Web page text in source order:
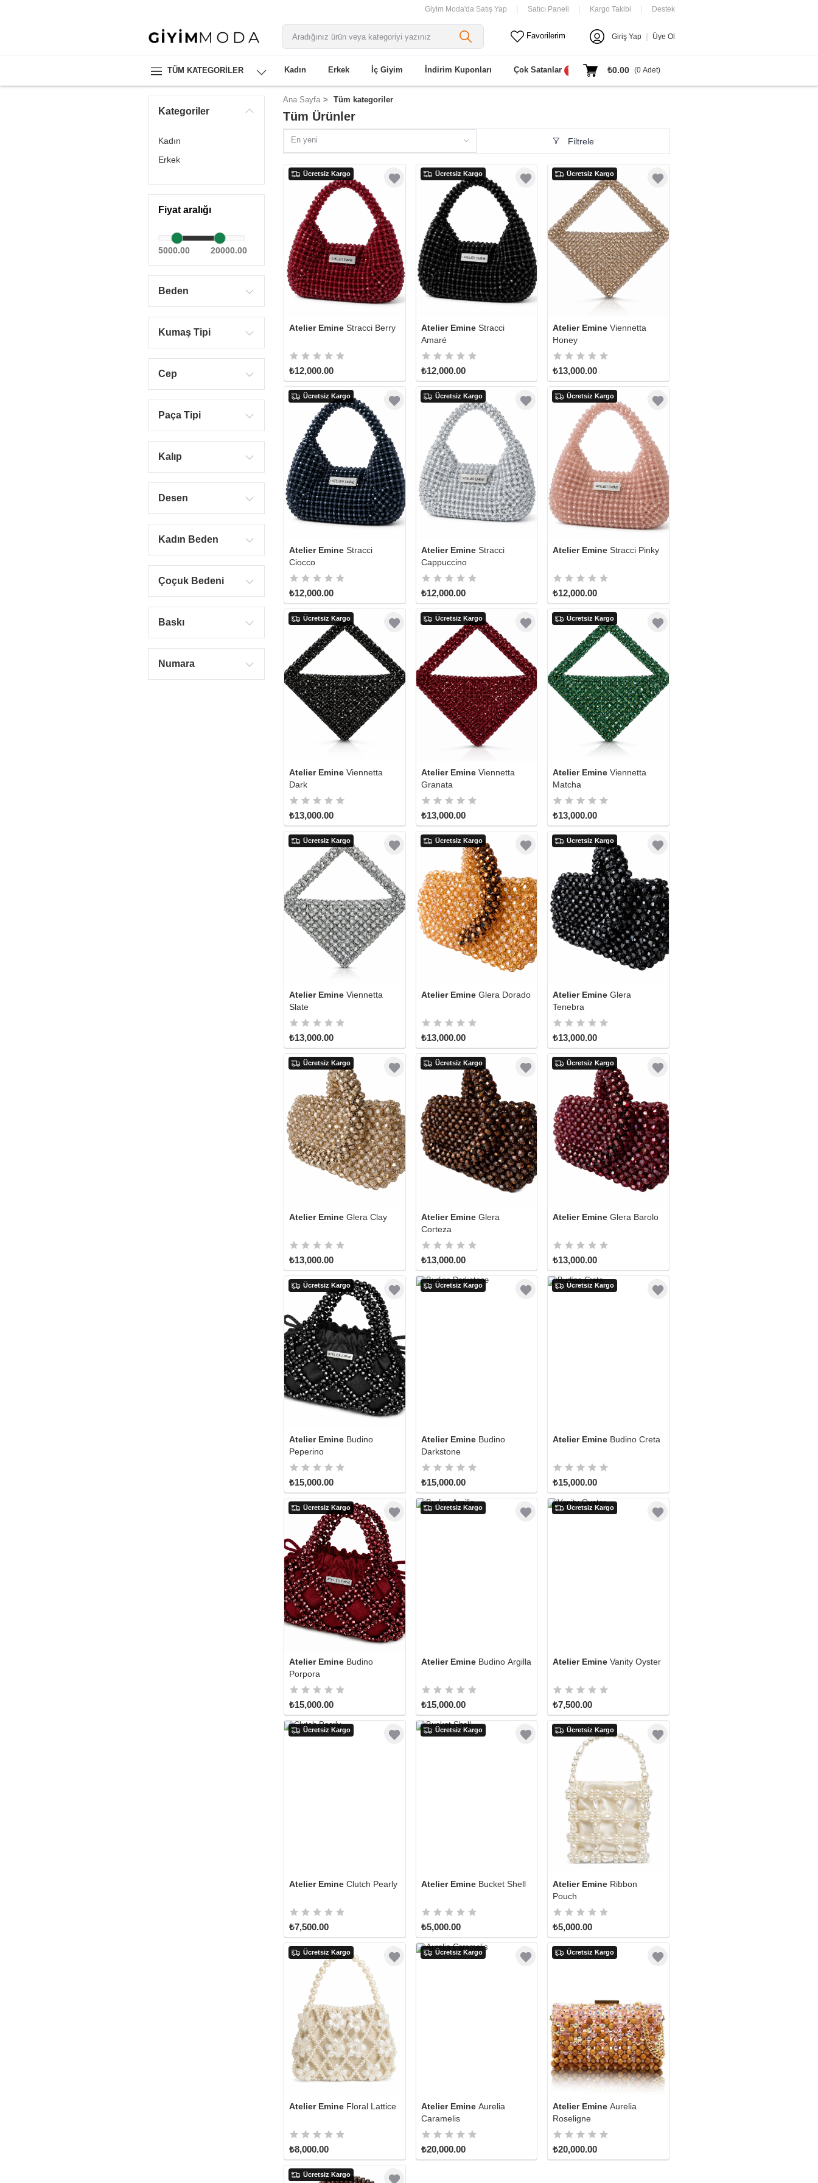
Giyim Moda'da Satış Yap Satıcı Paneli Kargo Takibi Destek
Favorilerim Giriş Yap Üye Ol
TÜM KATEGORILER Kadın Erkek İç Giyim İndirim Kuponları Çok Satanlar Yeni Yeni Ürünler Yeni
₺0.00 (0Adet)
Kategoriler
Kadın
Erkek
Fiyat aralığı
5000.00 20000.00
Beden
Kumaş Tipi
Cep
Paça Tipi
Kalıp
Desen
Kadın Beden
Çoçuk Bedeni
Baskı
Numara
Ana Sayfa Tüm kategoriler
Tüm Ürünler
Filtrele
En yeni
Ücretsiz Kargo
Atelier Emine Stracci Berry
₺12,000.00
Ücretsiz Kargo
Atelier EmineStracci
Amaré
₺12,000.00
Ücretsiz Kargo
Atelier Emine Viennetta
Honey
₺13,000.00
Ücretsiz Kargo
Atelier Emine Stracci
Ciocco
₺12,000.00
Ücretsiz Kargo
Atelier EmineStracci
Cappuccino
₺12,000.00
Ücretsiz Kargo
Atelier Emine Stracci Pinky
₺12,000.00
Ücretsiz Kargo
Atelier Emine Viennetta
Dark
₺13,000.00
Ücretsiz Kargo
Atelier EmineViennetta
Granata
₺13,000.00
Ücretsiz Kargo
Atelier Emine Viennetta
Matcha
₺13,000.00
Ücretsiz Kargo
Atelier Emine Viennetta
Slate
₺13,000.00
Ücretsiz Kargo
Atelier EmineGlera Dorado
₺13,000.00
Ücretsiz Kargo
Atelier Emine Glera
Tenebra
₺13,000.00
Ücretsiz Kargo
Atelier Emine Glera Clay
₺13,000.00
Ücretsiz Kargo
Atelier EmineGlera
Corteza
₺13,000.00
Ücretsiz Kargo
Atelier Emine Glera Barolo
₺13,000.00
Ücretsiz Kargo
Atelier Emine Budino
Peperino
₺15,000.00
Ücretsiz Kargo
Atelier EmineBudino
Darkstone
₺15,000.00
Ücretsiz Kargo
Atelier Emine Budino Creta
₺15,000.00
Ücretsiz Kargo
Atelier Emine Budino
Porpora
₺15,000.00
Ücretsiz Kargo
Atelier EmineBudino Argilla
₺15,000.00
Ücretsiz Kargo
Atelier Emine Vanity Oyster
₺7,500.00
Ücretsiz Kargo
Atelier Emine Clutch Pearly
₺7,500.00
Ücretsiz Kargo
Atelier EmineBucket Shell
₺5,000.00
Ücretsiz Kargo
Atelier Emine Ribbon
Pouch
₺5,000.00
Ücretsiz Kargo
Atelier Emine Floral Lattice
₺8,000.00
Ücretsiz Kargo
Atelier EmineAurelia
Caramelis
₺20,000.00
Ücretsiz Kargo
Atelier Emine Aurelia
Roseligne
₺20,000.00
Ücretsiz Kargo